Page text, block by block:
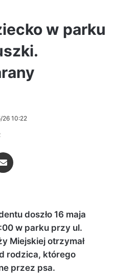
w parku
26 10:22
doszło 16 maja
w parku przy ul.
Miejskiej otrzymał
rodzica, którego
przez psa.